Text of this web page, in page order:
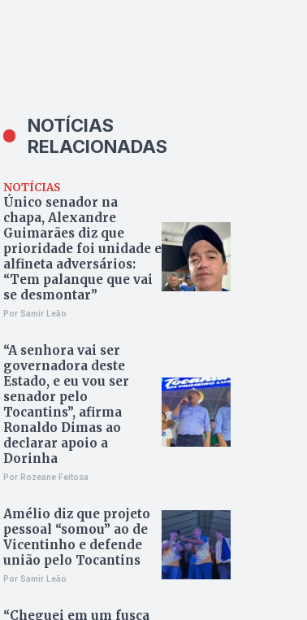
NOTÍCIAS
RELACIONADAS
NOTÍCIAS
Único senador na
chapa, Alexandre
Guimarães diz que
prioridade foi unidade e
alfineta adversários:
“Tem palanque que vai
se desmontar”
Por Samir Leão
“A senhora vai ser
governadora deste
Estado, e eu vou ser
senador pelo
Tocantins”, afirma
Ronaldo Dimas ao
declarar apoio a
Dorinha
Por Rozeane Feitosa
Amélio diz que projeto
pessoal “somou” ao de
Vicentinho e defende
união pelo Tocantins
Por Samir Leão
“Cheguei em um fusca